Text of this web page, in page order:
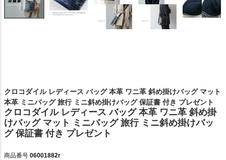
クロコダイル レディース バッグ 本革 ワニ革 斜め掛けバッグ マット
本革 ミニバッグ 旅行 ミニ斜め掛けバッグ 保証書 付き プレゼント
クロコダイル レディース バッグ 本革 ワニ革 斜め掛
けバッグ マット ミニバッグ 旅行 ミニ斜め掛けバッ
グ 保証書 付き プレゼント
商品番号 06001882r